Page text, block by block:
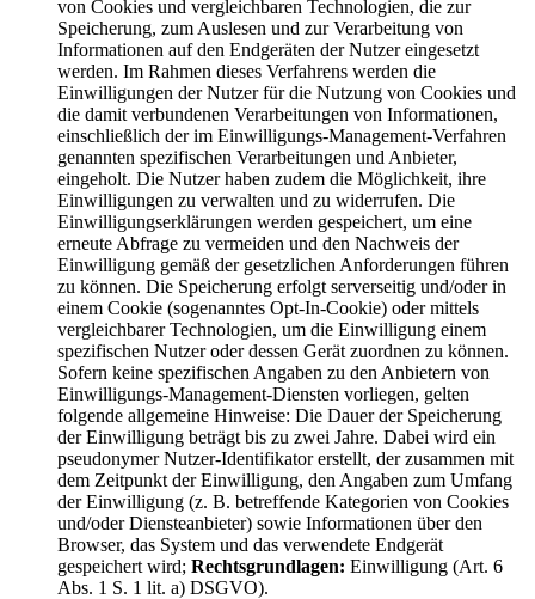
von Cookies und vergleichbaren Technologien, die zur
Speicherung, zum Auslesen und zur Verarbeitung von
Informationen auf den Endgeräten der Nutzer eingesetzt
werden. Im Rahmen dieses Verfahrens werden die
Einwilligungen der Nutzer für die Nutzung von Cookies und
die damit verbundenen Verarbeitungen von Informationen,
einschließlich der im Einwilligungs-Management-Verfahren
genannten spezifischen Verarbeitungen und Anbieter,
eingeholt. Die Nutzer haben zudem die Möglichkeit, ihre
Einwilligungen zu verwalten und zu widerrufen. Die
Einwilligungserklärungen werden gespeichert, um eine
erneute Abfrage zu vermeiden und den Nachweis der
Einwilligung gemäß der gesetzlichen Anforderungen führen
zu können. Die Speicherung erfolgt serverseitig und/oder in
einem Cookie (sogenanntes Opt-In-Cookie) oder mittels
vergleichbarer Technologien, um die Einwilligung einem
spezifischen Nutzer oder dessen Gerät zuordnen zu können.
Sofern keine spezifischen Angaben zu den Anbietern von
Einwilligungs-Management-Diensten vorliegen, gelten
folgende allgemeine Hinweise: Die Dauer der Speicherung
der Einwilligung beträgt bis zu zwei Jahre. Dabei wird ein
pseudonymer Nutzer-Identifikator erstellt, der zusammen mit
dem Zeitpunkt der Einwilligung, den Angaben zum Umfang
der Einwilligung (z. B. betreffende Kategorien von Cookies
und/oder Diensteanbieter) sowie Informationen über den
Browser, das System und das verwendete Endgerät
gespeichert wird; Rechtsgrundlagen: Einwilligung (Art. 6
Abs. 1 S. 1 lit. a) DSGVO).